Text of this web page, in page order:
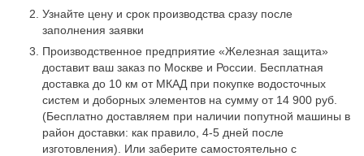
Узнайте цену и срок производства сразу после
заполнения заявки
Производственное предприятие «Железная защита»
доставит ваш заказ по Москве и России. Бесплатная
доставка до 10 км от МКАД при покупке водосточных
систем и доборных элементов на сумму от 14 900 руб.
(Бесплатно доставляем при наличии попутной машины в
район доставки: как правило, 4-5 дней после
изготовления). Или заберите самостоятельно с